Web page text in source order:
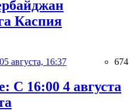
Каспия
05 августа, 16:37 674
С 16:00 4 августа